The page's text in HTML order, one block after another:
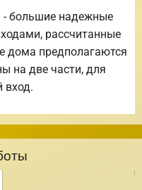
- большие надежные
рассчитанные
дома предполагаются
на две части, для
вход.